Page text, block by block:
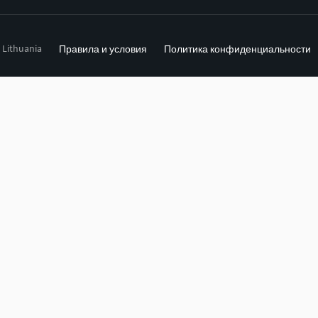
Lithuania Правила и условия Политика конфиденциальности